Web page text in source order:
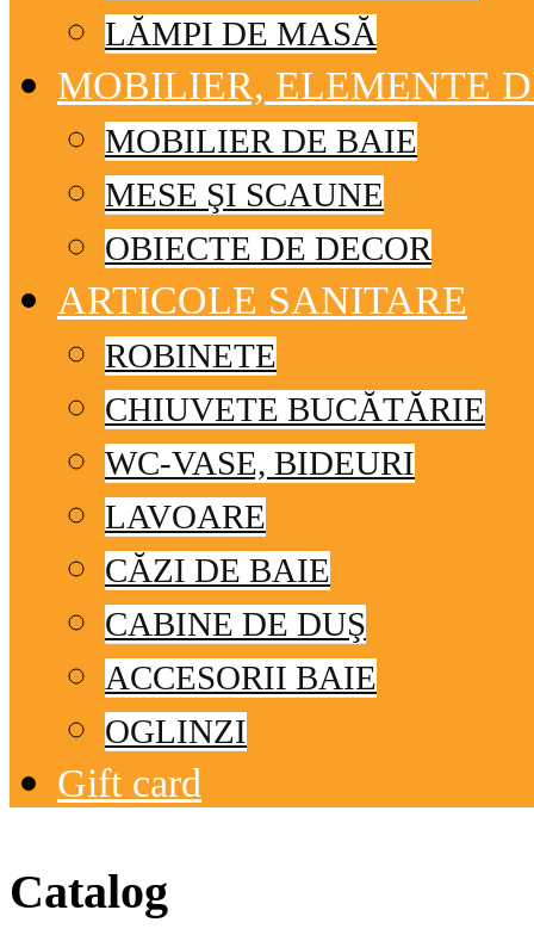
LĂMPI DE MASĂ
MOBILIER, ELEMENTE
MOBILIER DE BAIE
MESE ŞI SCAUNE
OBIECTE DE DECOR
ARTICOLE SANITARE
ROBINETE
CHIUVETE BUCĂTĂRIE
WC-VASE, BIDEURI
LAVOARE
CĂZI DE BAIE
CABINE DE DUŞ
ACCESORII BAIE
OGLINZI
Gift card
Catalog